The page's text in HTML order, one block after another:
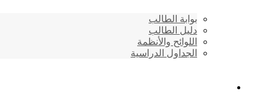
بوابة الطالب
دليل الطالب
اللوائح والأنظمة
الجداول الدراسية